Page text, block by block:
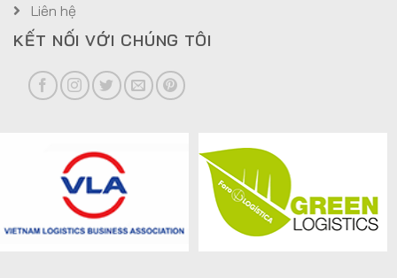
Liên hệ
KẾT NỐI VỚI CHÚNG TÔI